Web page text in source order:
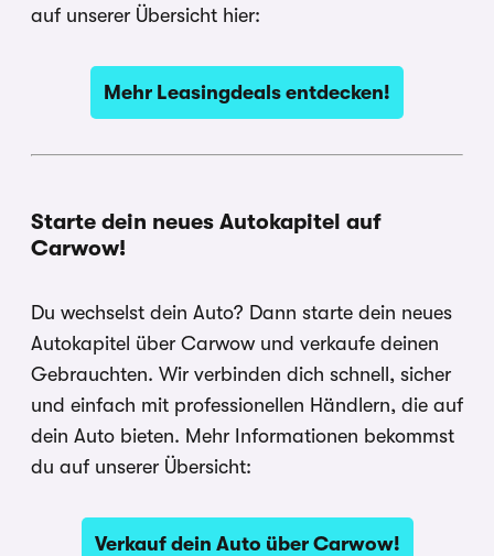
auf unserer Übersicht hier:
Mehr Leasingdeals entdecken!
Starte dein neues Autokapitel auf
Carwow!
Du wechselst dein Auto? Dann starte dein neues
Autokapitel über Carwow und verkaufe deinen
Gebrauchten. Wir verbinden dich schnell, sicher
und einfach mit professionellen Händlern, die auf
dein Auto bieten. Mehr Informationen bekommst
du auf unserer Übersicht:
Verkauf dein Auto über Carwow!